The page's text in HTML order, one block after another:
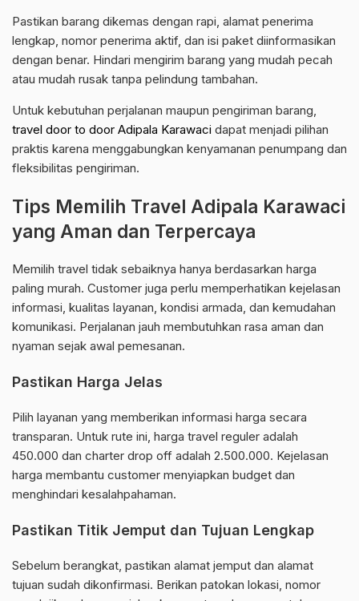
Pastikan barang dikemas dengan rapi, alamat penerima
lengkap, nomor penerima aktif, dan isi paket diinformasikan
dengan benar. Hindari mengirim barang yang mudah pecah
atau mudah rusak tanpa pelindung tambahan.
Untuk kebutuhan perjalanan maupun pengiriman barang,
travel door to door Adipala Karawaci dapat menjadi pilihan
praktis karena menggabungkan kenyamanan penumpang dan
fleksibilitas pengiriman.
Tips Memilih Travel Adipala Karawaci
yang Aman dan Terpercaya
Memilih travel tidak sebaiknya hanya berdasarkan harga
paling murah. Customer juga perlu memperhatikan kejelasan
informasi, kualitas layanan, kondisi armada, dan kemudahan
komunikasi. Perjalanan jauh membutuhkan rasa aman dan
nyaman sejak awal pemesanan.
Pastikan Harga Jelas
Pilih layanan yang memberikan informasi harga secara
transparan. Untuk rute ini, harga travel reguler adalah
450.000 dan charter drop off adalah 2.500.000. Kejelasan
harga membantu customer menyiapkan budget dan
menghindari kesalahpahaman.
Pastikan Titik Jemput dan Tujuan Lengkap
Sebelum berangkat, pastikan alamat jemput dan alamat
tujuan sudah dikonfirmasi. Berikan patokan lokasi, nomor